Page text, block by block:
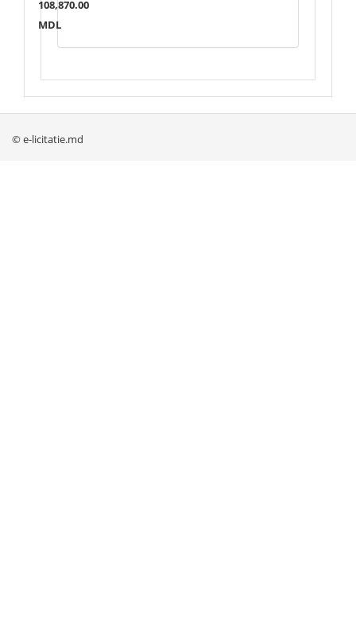
108,870.00
MDL
© e-licitatie.md